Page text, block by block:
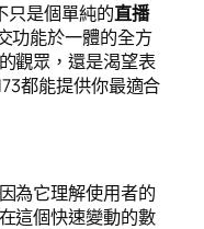
只是個單純的直播
功能於一體的全方
觀眾，還是渴望表
都能提供你最適合
為它理解使用者的
這個快速變動的數